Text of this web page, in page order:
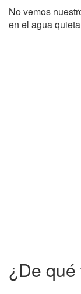
No vemos
en el agua
¿De qué